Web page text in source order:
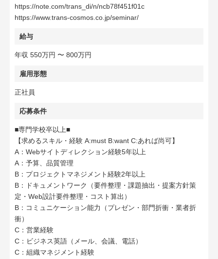
https://note.com/trans_di/n/ncb78f451f01c
https://www.trans-cosmos.co.jp/seminar/
給与
年収 550万円 〜 800万円
雇用形態
正社員
応募条件
■専門学校卒以上■
【求めるスキル・経験 A:must B:want C:あれば尚可】
A：Webサイトディレクション経験5年以上
A：予算、品質管理
B：プロジェクトマネジメント経験2年以上
B：ドキュメントワーク（要件整理・課題抽出・提案方針策
定・Web設計要件整理・コスト算出）
B：コミュニケーション能力（プレゼン・部門折衝・業者折
衝）
C：営業経験
C：ビジネス英語（メール、会議、電話）
C：組織マネジメント経験